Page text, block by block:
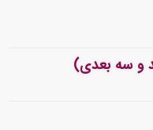
و سه بعدی)